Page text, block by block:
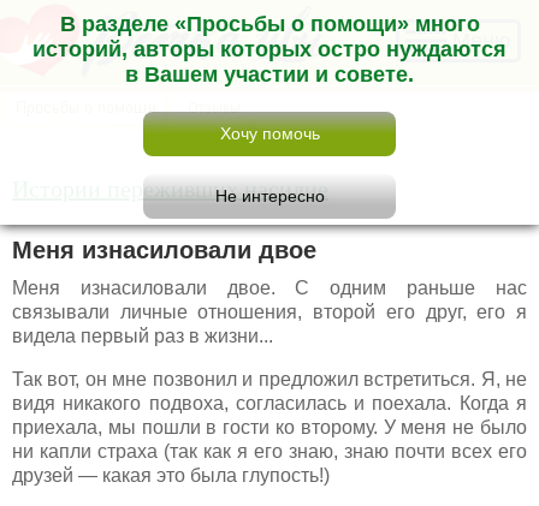
В разделе «Просьбы о помощи» много
историй, авторы которых остро нуждаются
в Вашем участии и совете.
Меню
Истории переживших насилие
Меня изнасиловали двое
Меня изнасиловали двое. С одним раньше нас
связывали личные отношения, второй его друг, его я
видела первый раз в жизни...
Так вот, он мне позвонил и предложил встретиться. Я, не
видя никакого подвоха, согласилась и поехала. Когда я
приехала, мы пошли в гости ко второму. У меня не было
ни капли страха (так как я его знаю, знаю почти всех его
друзей — какая это была глупость!)